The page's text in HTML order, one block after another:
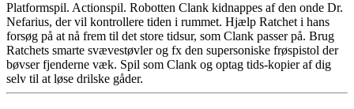
Platformspil. Actionspil. Robotten Clank kidnappes af den onde Dr.
Nefarius, der vil kontrollere tiden i rummet. Hjælp Ratchet i hans
forsøg på at nå frem til det store tidsur, som Clank passer på. Brug
Ratchets smarte svævestøvler og fx den supersoniske frøspistol der
bøvser fjenderne væk. Spil som Clank og optag tids-kopier af dig
selv til at løse drilske gåder.